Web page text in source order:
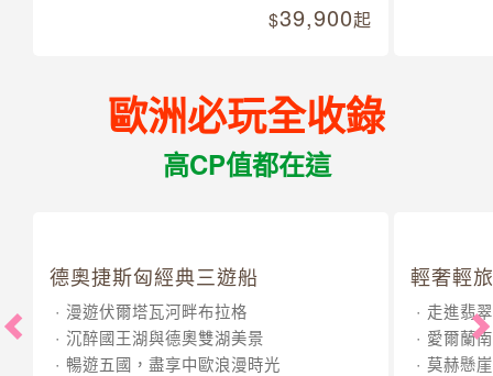
39,900起
歐洲必玩全收錄
高CP值都在這
德奧捷斯匈經典三遊船
漫遊伏爾塔瓦河畔布拉格
沉醉國王湖與德奧雙湖美景
暢遊五國，盡享中歐浪漫時光
輕奢輕
走進翡
愛爾蘭
莫赫懸